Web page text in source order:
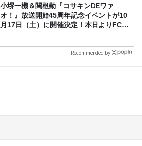
小堺一機＆関根勤『コサキンDEワァ
オ！』放送開始45周年記念イベントが10
月17日（土）に開催決定！本日よりFC先
Recommended by